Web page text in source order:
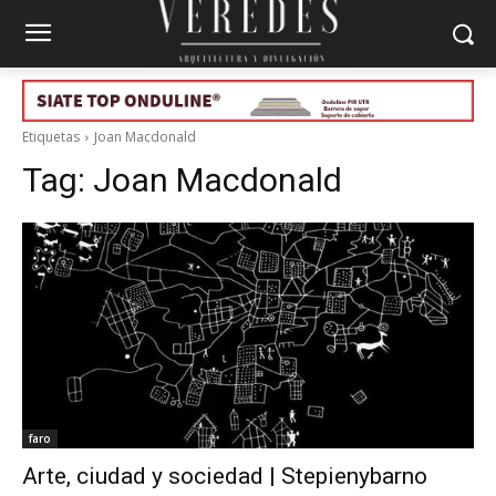
Etiquetas Joan Macdonald
Tag: Joan Macdonald
faro
Arte, ciudad y sociedad | Stepienybarno